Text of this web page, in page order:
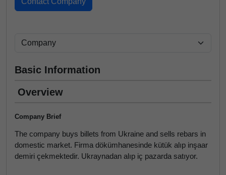
Basic Information
Overview
Company Brief
The company buys billets from Ukraine and sells rebars in
domestic market. Firma dökümhanesinde kütük alıp inşaar
demiri çekmektedir. Ukraynadan alıp iç pazarda satıyor.